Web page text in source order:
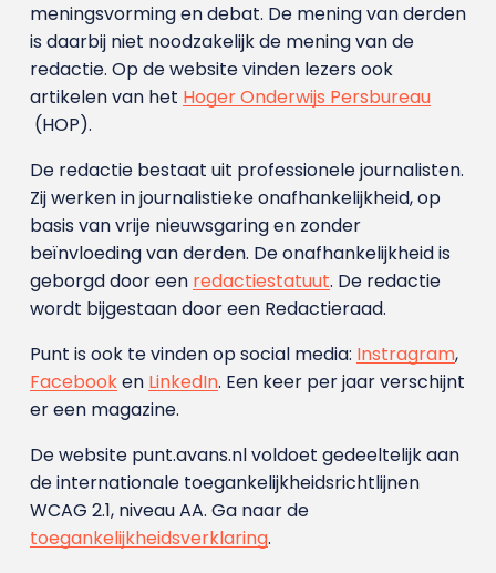
meningsvorming en debat. De mening van derden
is daarbij niet noodzakelijk de mening van de
redactie. Op de website vinden lezers ook
artikelen van het Hoger Onderwijs Persbureau
(HOP).
De redactie bestaat uit professionele journalisten.
Zij werken in journalistieke onafhankelijkheid, op
basis van vrije nieuwsgaring en zonder
beïnvloeding van derden. De onafhankelijkheid is
geborgd door een redactiestatuut. De redactie
wordt bijgestaan door een Redactieraad.
Punt is ook te vinden op social media: Instragram,
Facebooken LinkedIn. Een keer per jaar verschijnt
er een magazine.
De website punt.avans.nl voldoet gedeeltelijk aan
de internationale toegankelijkheidsrichtlijnen
WCAG 2.1, niveau AA. Ga naar de
toegankelijkheidsverklaring.